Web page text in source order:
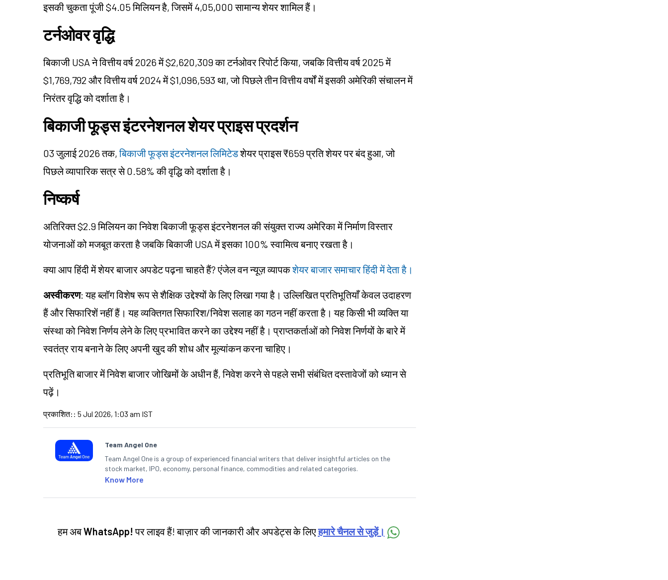
इसकी चुकता पूंजी $4.05 मिलियन है, जिसमें 4,05,000 सामान्य शेयर शामिल हैं।
टर्नओवर वृद्धि
बिकाजी USA ने वित्तीय वर्ष 2026 में $2,620,309 का टर्नओवर रिपोर्ट किया, जबकि वित्तीय वर्ष 2025 में
$1,769,792 और वित्तीय वर्ष 2024 में $1,096,593 था, जो पिछले तीन वित्तीय वर्षों में इसकी अमेरिकी संचालन में
निरंतर वृद्धि को दर्शाता है।
बिकाजी फूड्स इंटरनेशनल शेयर प्राइस प्रदर्शन
03 जुलाई 2026 तक,बिकाजी फूड्स इंटरनेशनल लिमिटेडशेयर प्राइस ₹659 प्रति शेयर पर बंद हुआ, जो
पिछले व्यापारिक सत्र से 0.58% की वृद्धि को दर्शाता है।
निष्कर्ष
अतिरिक्त $2.9 मिलियन का निवेश बिकाजी फूड्स इंटरनेशनल की संयुक्त राज्य अमेरिका में निर्माण विस्तार
योजनाओं को मजबूत करता है जबकि बिकाजी USA में इसका 100% स्वामित्व बनाए रखता है।
क्या आप हिंदी में शेयर बाजार अपडेट पढ़ना चाहते हैं? एंजेल वन न्यूज़ व्यापकशेयर बाजार समाचार हिंदी में देता है।
अस्वीकरण: यह ब्लॉग विशेष रूप से शैक्षिक उद्देश्यों के लिए लिखा गया है। उल्लिखित प्रतिभूतियाँ केवल उदाहरण
हैं और सिफारिशें नहीं हैं। यह व्यक्तिगत सिफारिश/निवेश सलाह का गठन नहीं करता है। यह किसी भी व्यक्ति या
संस्था को निवेश निर्णय लेने के लिए प्रभावित करने का उद्देश्य नहीं है। प्राप्तकर्ताओं को निवेश निर्णयों के बारे में
स्वतंत्र राय बनाने के लिए अपनी खुद की शोध और मूल्यांकन करना चाहिए।
प्रतिभूति बाजार में निवेश बाजार जोखिमों के अधीन हैं, निवेश करने से पहले सभी संबंधित दस्तावेजों को ध्यान से
पढ़ें।
प्रकाशित: : 5 Jul 2026, 1:03 am IST
Team Angel One
Team Angel One is a group of experienced financial writers that deliver insightful articles on the
stock market, IPO, economy, personal finance, commodities and related categories.
Know More
हम अबWhatsApp! पर लाइव हैं! बाज़ार की जानकारी और अपडेट्स के लिएहमारे चैनल से जुड़ें।